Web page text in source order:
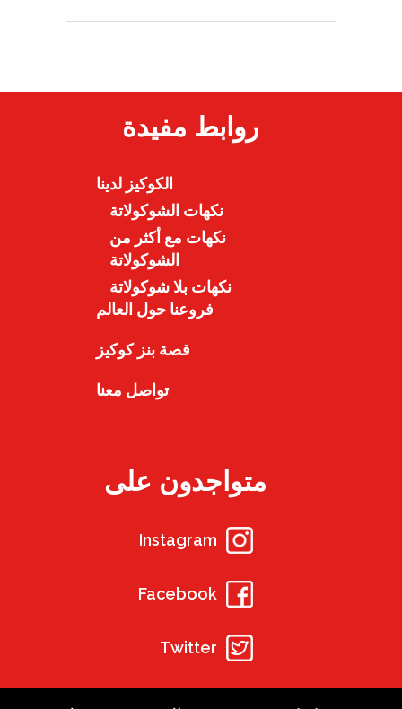
روابط مفيدة
الكوكيز لدينا
نكهات الشوكولاتة
نكهات مع أكثر من
الشوكولاتة
نكهات بلا شوكولاتة
فروعنا حول العالم
قصة بنز كوكيز
تواصل معنا
متواجدون على
Instagram
Facebook
Twitter